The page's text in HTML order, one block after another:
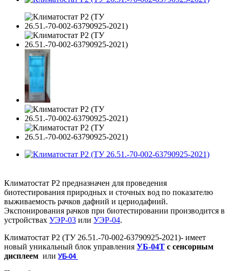
Климатостат Р2 предназначен для проведения
биотестирования природных и сточных вод по показателю
выживаемость рачков дафний и цериодафний.
Экспонирования рачков при биотестировании производится в
устройствах УЭР-03 или УЭР-04.
Климатостат Р2 (ТУ 26.51.-70-002-63790925-2021)- имеет
новый уникальный блок управления УБ-04Т с сенсорным
дисплеем или УБ-04